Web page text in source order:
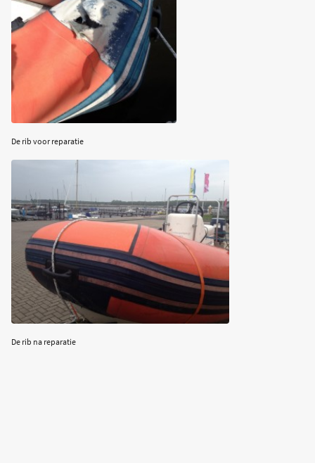
De rib voor reparatie
De rib na reparatie